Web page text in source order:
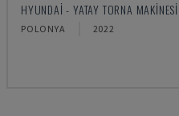
HYUNDAI - YATAY TORNA MAKINESI
POLONYA 2022